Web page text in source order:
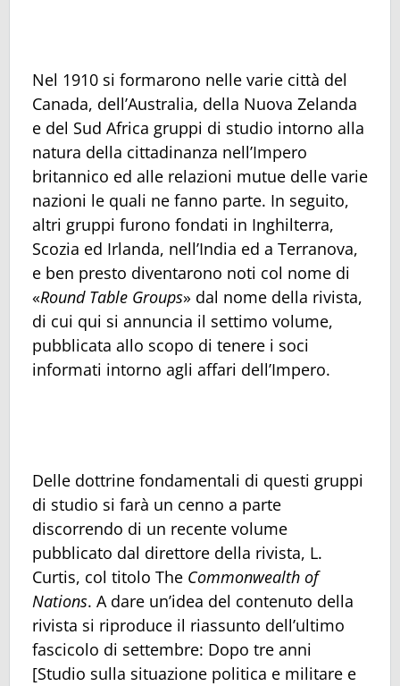
Nel 1910 si formarono nelle varie città del
Canada, dell’Australia, della Nuova Zelanda
e del Sud Africa gruppi di studio intorno alla
natura della cittadinanza nell’Impero
britannico ed alle relazioni mutue delle varie
nazioni le quali ne fanno parte. In seguito,
altri gruppi furono fondati in Inghilterra,
Scozia ed Irlanda, nell’India ed a Terranova,
e ben presto diventarono noti col nome di
«Round Table Groups» dal nome della rivista,
di cui qui si annuncia il settimo volume,
pubblicata allo scopo di tenere i soci
informati intorno agli affari dell’Impero.
Delle dottrine fondamentali di questi gruppi
di studio si farà un cenno a parte
discorrendo di un recente volume
pubblicato dal direttore della rivista, L.
Curtis, col titolo The Commonwealth of
Nations. A dare un’idea del contenuto della
rivista si riproduce il riassunto dell’ultimo
fascicolo di settembre: Dopo tre anni
[Studio sulla situazione politica e militare e